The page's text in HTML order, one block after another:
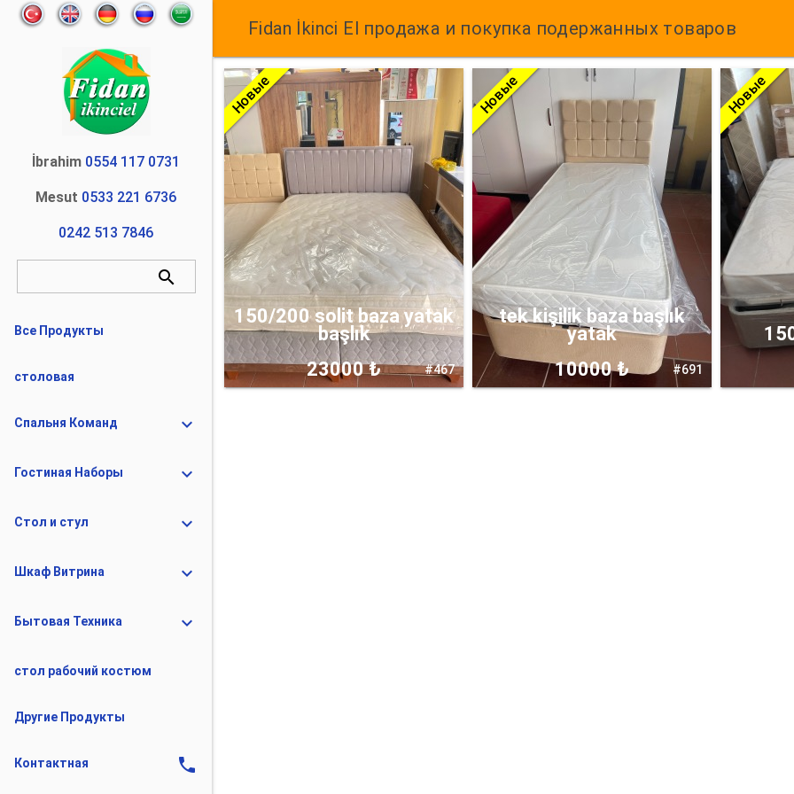
 Fidan İkinci El продажа и покупка подержанных товаров
İbrahim 0554 117 0731
Mesut 0533 221 6736
0242 513 7846
search
Все Продукты
столовая
Спальня Команд expand_more
Гостиная Наборы expand_more
Стол и стул expand_more
Шкаф Витрина expand_more
Бытовая Техника expand_more
стол рабочий костюм
Другие Продукты
Контактная phone
150/200 solit baza yatak
başlık
Новые
23000 ₺ #467
tek kişilik baza başlık
yatak
Новые
10000 ₺ #691
Новые